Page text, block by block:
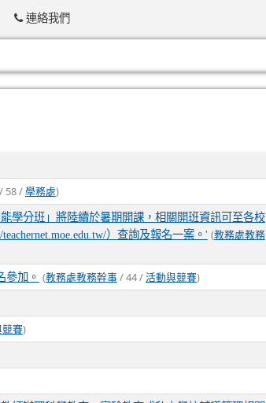
連絡我們
58 / 學務處)
學分班」將陸續於暑期開課，相關開班資訊可至各校
）查詢及報名一案。' (教務處教務
參加。 (教務處教務幹事/ 44 / 活動與競賽)
競賽)